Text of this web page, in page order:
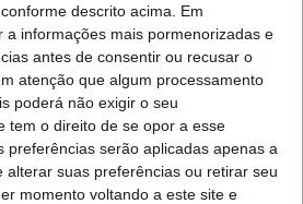
descrito acima. Em
a informações mais pormenorizadas e
antes de consentir ou recusar o
atenção que algum processamento
poderá não exigir o seu
tem o direito de se opor a esse
preferências serão aplicadas apenas a
alterar suas preferências ou retirar seu
momento voltando a este site e
Reviravolta? Miguel Oliveira pode
2026
2025
Paolo Campinoti (Pramac) faz
‘desconfortáveis’ sobre Marc
2025